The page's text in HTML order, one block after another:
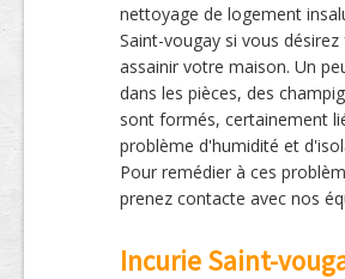
nettoyage de logement
Saint-vougay si vous désirez
assainir votre maison. Un
dans les pièces, des
sont formés, certainement
problème d'humidité et
Pour remédier à ces
prenez contacte avec nos
Incurie Saint-